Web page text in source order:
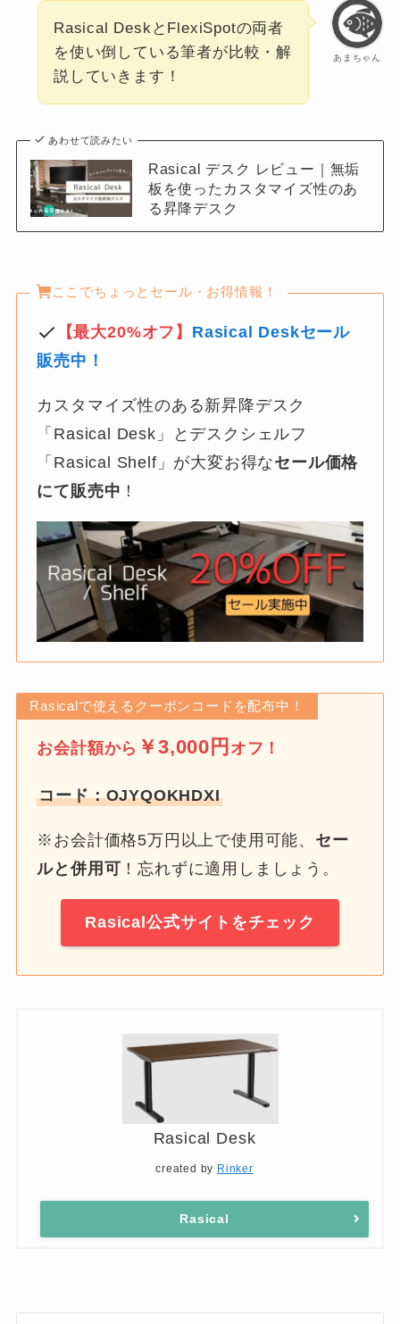
あまちゃん
Rasical DeskとFlexiSpotの両者
を使い倒している筆者が比較・解
説していきます！
あわせて読みたい
Rasical デスク レビュー｜無垢
板を使ったカスタマイズ性のあ
る昇降デスク
ここでちょっとセール・お得情報！
【最大20%オフ】 Rasical Deskセール
販売中！
カスタマイズ性のある新昇降デスク
「Rasical Desk」とデスクシェルフ
「Rasical Shelf」が大変お得なセール価格
にて販売中 ！
Rasicalで使えるクーポンコードを配布中！
お会計額から ￥3,000円 オフ！
コード：OJYQOKHDXI
※お会計価格5万円以上で使用可能、 セー
ルと併用可 ！忘れずに適用しましょう。
Rasical公式サイトをチェック
Rasical Desk
created by Rinker
Rasical